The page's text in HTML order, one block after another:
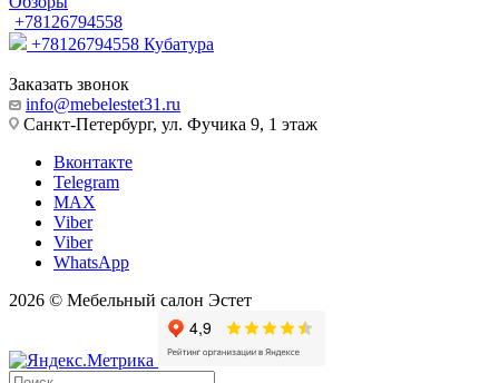
+78126794558
+78126794558 Кубатура
Заказать звонок
info@mebelestet31.ru
Санкт-Петербург, ул. Фучика 9, 1 этаж
Вконтакте
Telegram
MAX
Viber
Viber
WhatsApp
2026 © Мебельный салон Эстет